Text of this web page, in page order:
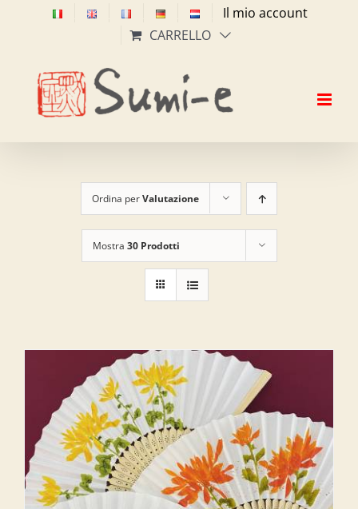
Il mio account
CARRELLO
Ordina perValutazione
Mostra 30 Prodotti